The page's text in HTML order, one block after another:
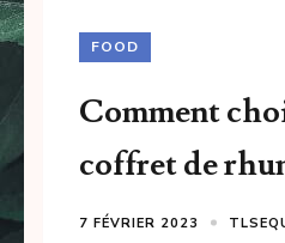
FOOD
Comment
coffret de
7 FÉVRIER 2023